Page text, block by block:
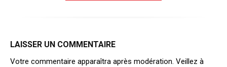
LAISSER UN COMMENTAIRE
Votre commentaire apparaîtra après modération. Veillez à